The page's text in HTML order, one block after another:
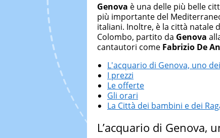
cerca di notizie originali.
più divertenti: mille storie da
Genova è una delle più belle
più importante del
italiani. Inoltre, è la città natale
Colombo, partito da Genova
cantautori come Fabrizio De
L'acquario di Genova, uno
I prezzi
Le offerte
Gli orari
La Città dei bambini e dei
L’acquario di Genova,